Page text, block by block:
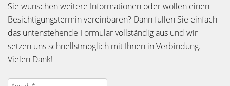
Sie wünschen weitere Informationen oder wollen einen
Besichtigungstermin vereinbaren? Dann füllen Sie einfach
das untenstehende Formular vollständig aus und wir
setzen uns schnellstmöglich mit Ihnen in Verbindung.
Vielen Dank!